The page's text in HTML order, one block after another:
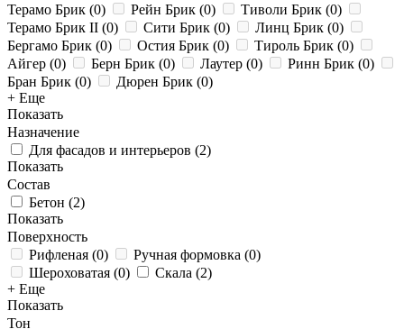
Терамо Брик (0) Рейн Брик (0) Тиволи Брик (0)
Терамо Брик II (0) Сити Брик (0) Линц Брик (0)
Бергамо Брик (0) Остия Брик (0) Тироль Брик (0)
Айгер (0) Берн Брик (0) Лаутер (0) Ринн Брик (0)
Бран Брик (0) Дюрен Брик (0)
+ Еще
Показать
Назначение
Для фасадов и интерьеров (2)
Показать
Состав
Бетон (2)
Показать
Поверхность
Рифленая (0) Ручная формовка (0)
Шероховатая (0) Скала (2)
+ Еще
Показать
Тон